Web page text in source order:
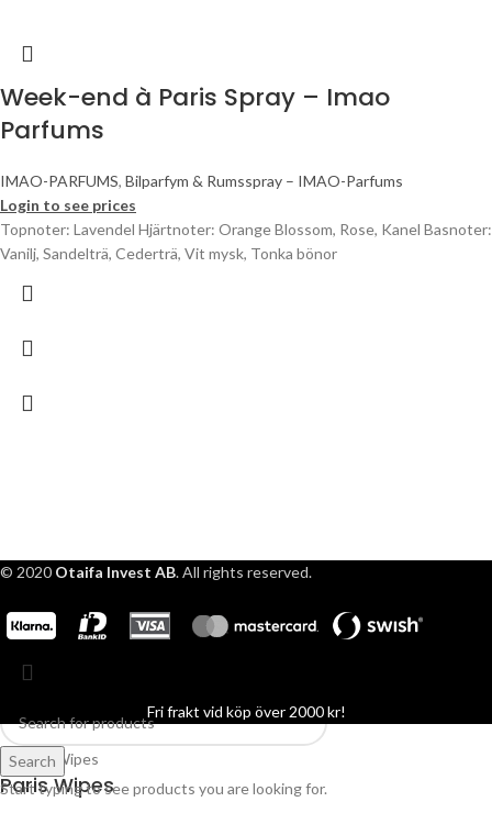
Week-end à Paris Spray – Imao
Parfums
IMAO-PARFUMS, Bilparfym & Rumsspray – IMAO-Parfums
Login to see prices
Topnoter: Lavendel Hjärtnoter: Orange Blossom, Rose, Kanel Basnoter:
Vanilj, Sandelträ, Cederträ, Vit mysk, Tonka bönor
© 2020 Otaifa Invest AB. All rights reserved.
Search
Start typing to see products you are looking for.
Fri frakt vid köp över 2000 kr!
Paris Wipes